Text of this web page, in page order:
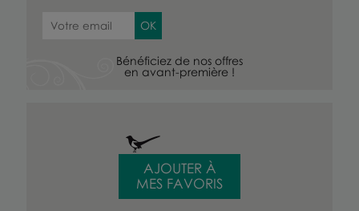
Bénéficiez de nos offres
en avant-première !
AJOUTER À
MES FAVORIS